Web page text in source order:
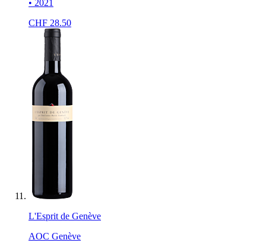
• 2021
CHF 28.50
L'Esprit de Genève
AOC Genève